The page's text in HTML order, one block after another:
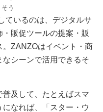
う
いるのは、デジタルサ
販促ツールの提案・販
ZANZOはイベント・商
シーンで活用できるそ
及して、たとえばスマ
なれば、「スター・ウ